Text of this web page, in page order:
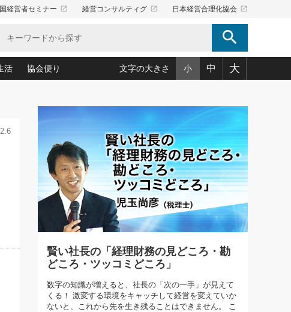
経営者セミナー launch 経営コンサルティグ launch 日本経営合理化協会 launch
search
【追悼】鈴木敏文氏 言葉で伝
える経営（ジャーナリスト 勝
見明氏）
もっとみる
策(10)
ルビーイング経営入
みづくり(210)
(174)
たいと思われる 気配りの達人(127)
ュアル(92)
と新常識(57)
社員教育の決め手(203)
ぶ 不況は会社守成の好機(38)
社長の人間力の磨き方」(86)
言の教え 東洋思想に学ぶ経営学(132)
本の指導者たち」(32)
“十八史略”(30)
活
おのころ心平の ──社長のための「か・ら・だマネジメント」
(50)
デジタルＡＶを味方に！新・仕事術(180)
リーダー脳の鍛え方(32)
ワインを楽しむ基礎レッスン(12)
必読！社長が読むべき今月の4冊(88)
眼と耳で楽しむ読書術(162)
社長の「氣」(30)
米国スポーツ・ビジネスに学ぶ心理学(98)
高橋一喜の『これぞ！"本物の温泉"』(157)
協会便り
「愛読者通信」著者インタビュー(44)
ビジネス見聞録 経営ニュース(100)
作間信司の経営無形庵(けいえいむぎょうあん)(166)
経営セミナー情報局(1)
繁栄への着眼点 牟田太陽(76)
講話を聞いて学ぼう 実学・耳学・磨く「ミミガク」のすすめ
文字の大きさ 小 中 大
賢い社長の「経理財務の見どころ・勘
どころ・ツッコミどころ」
数字の知識が増えると、社長の「次の一手」が見えて
くる！ 激変する環境をキャッチして経営を変えていか
ないと、これから先を生き残ることはできません。 こ